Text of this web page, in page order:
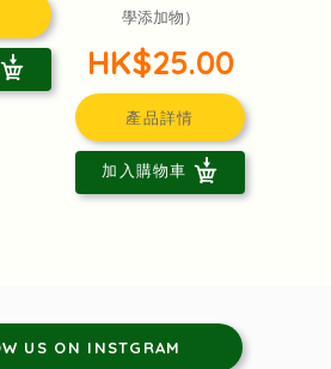
學添加物）
HK$25.00
產品詳情
加入購物車
US ON INSTGRAM